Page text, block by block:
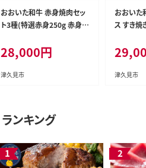
おおいた和牛 赤身焼肉セッ
ト3種(特選赤身250g 赤身3
黒毛和牛 大分県 九州 津久
見市 国産
28,000円
津久見市
おおいた
ス すき焼
肉 大分県
市 熨斗対
津久見市
ランキング